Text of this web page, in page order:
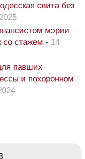
свита без
мэрии
со стажем - 14
павших
и похоронном